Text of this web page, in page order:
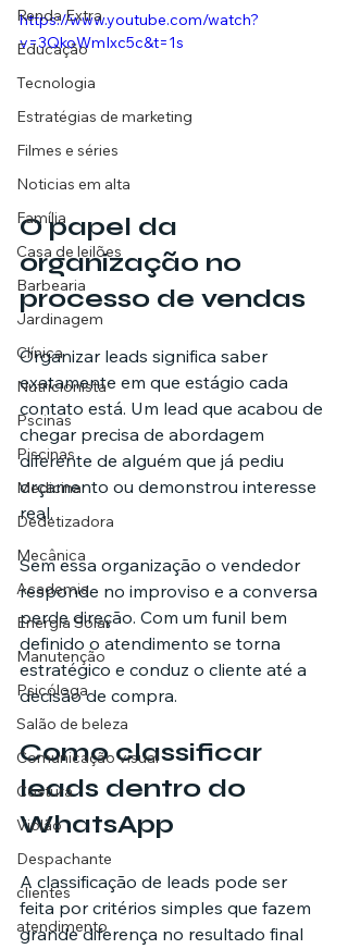
Renda Extra
Educação
Tecnologia
Estratégias de marketing
Filmes e séries
Noticias em alta
Família
Casa de leilões
Barbearia
Jardinagem
Clínica
Nutricionista
Pscinas
Piscinas
Medicina
Dedetizadora
Mecânica
Academia
Energia Solar
Manutenção
Psicóloga
Salão de beleza
Comunicação visual
Costura
Violão
Despachante
clientes
atendimento
https://www.youtube.com/watch?
v=3QkoWmIxc5c&t=1s
O papel da
organização no
processo de vendas
Organizar leads significa saber
exatamente em que estágio cada
contato está. Um lead que acabou de
chegar precisa de abordagem
diferente de alguém que já pediu
orçamento ou demonstrou interesse
real.
Sem essa organização o vendedor
responde no improviso e a conversa
perde direção. Com um funil bem
definido o atendimento se torna
estratégico e conduz o cliente até a
decisão de compra.
Como classificar
leads dentro do
WhatsApp
A classificação de leads pode ser
feita por critérios simples que fazem
grande diferença no resultado final